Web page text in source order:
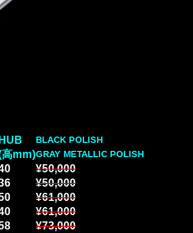
HUB
高mm)
BLACK POLISH
GRAY METALLIC POLISH
¥50,000
¥50,000
¥61,000
¥61,000
¥73,000